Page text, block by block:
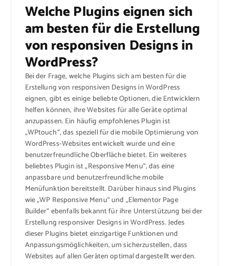
Welche Plugins eignen sich
am besten für die Erstellung
von responsiven Designs in
WordPress?
Bei der Frage, welche Plugins sich am besten für die
Erstellung von responsiven Designs in WordPress
eignen, gibt es einige beliebte Optionen, die Entwicklern
helfen können, ihre Websites für alle Geräte optimal
anzupassen. Ein häufig empfohlenes Plugin ist
„WPtouch“, das speziell für die mobile Optimierung von
WordPress-Websites entwickelt wurde und eine
benutzerfreundliche Oberfläche bietet. Ein weiteres
beliebtes Plugin ist „Responsive Menu“, das eine
anpassbare und benutzerfreundliche mobile
Menüfunktion bereitstellt. Darüber hinaus sind Plugins
wie „WP Responsive Menu“ und „Elementor Page
Builder“ ebenfalls bekannt für ihre Unterstützung bei der
Erstellung responsiver Designs in WordPress. Jedes
dieser Plugins bietet einzigartige Funktionen und
Anpassungsmöglichkeiten, um sicherzustellen, dass
Websites auf allen Geräten optimal dargestellt werden.